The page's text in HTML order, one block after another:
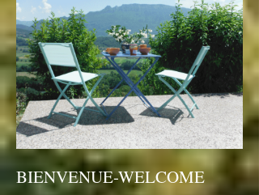
BIENVENUE-WELCOME